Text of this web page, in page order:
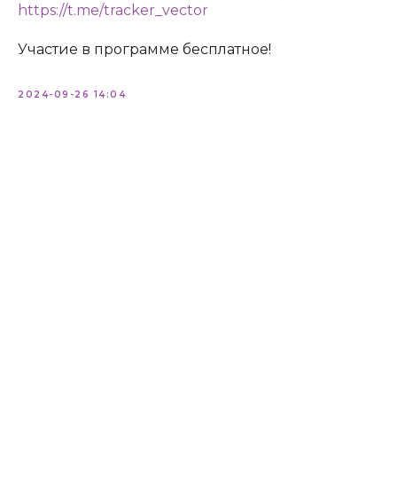
https://t.me/tracker_vector
Участие в программе бесплатное!
2024-09-26 14:04